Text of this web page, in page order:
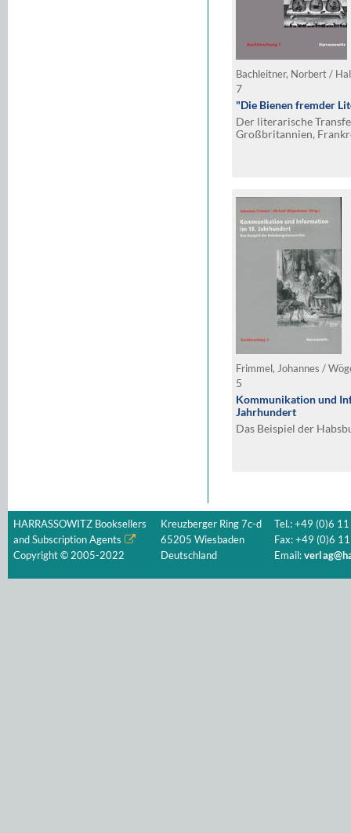
Bachleitner, Norbert /
7
"Die Bienen fremder
Der literarische
Großbritannien,
Frimmel, Johannes /
5
Kommunikation und
Jahrhundert
Das Beispiel der
HARRASSOWITZ Booksellers
and Subscription Agents
Copyright © 2005-2022
Kreuzberger Ring 7c-d
65205 Wiesbaden
Deutschland
Tel.: +49 (0)6
Fax: +49 (0)6
Email: